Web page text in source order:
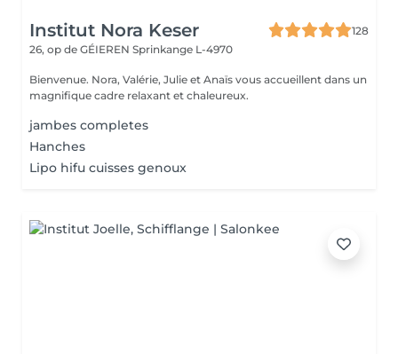
Institut Nora Keser
128
26, op de GÉIEREN Sprinkange L-4970
Bienvenue. Nora, Valérie, Julie et Anaïs vous accueillent dans un
magnifique cadre relaxant et chaleureux.
jambes completes
Hanches
Lipo hifu cuisses genoux